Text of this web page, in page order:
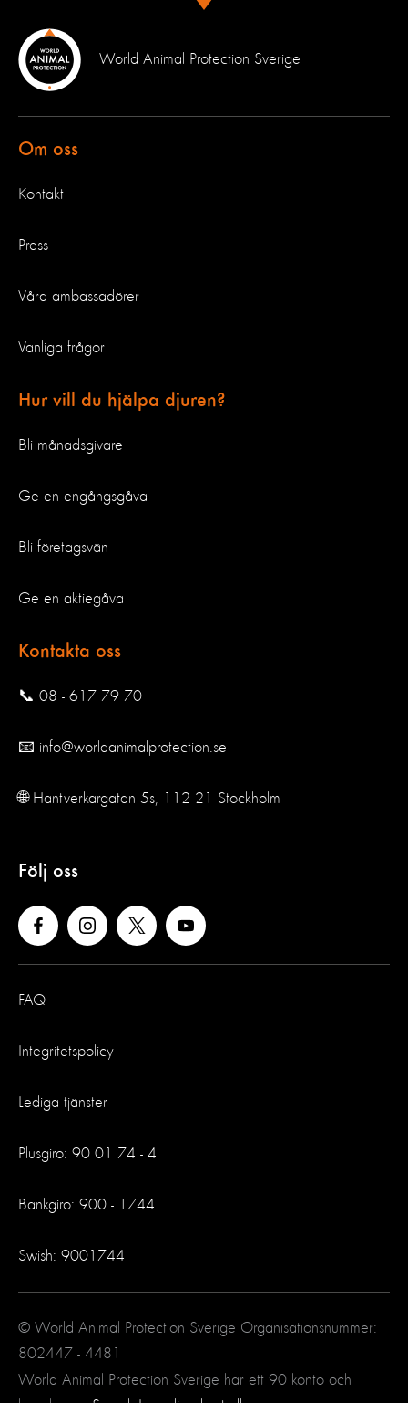
World Animal Protection Sverige
Om oss
Kontakt
Press
Våra ambassadörer
Vanliga frågor
Hur vill du hjälpa djuren?
Bli månadsgivare
Ge en engångsgåva
Bli företagsvän
Ge en aktiegåva
Kontakta oss
📞 08 - 617 79 70
📧 info@worldanimalprotection.se
🌐 Hantverkargatan 5s, 112 21 Stockholm
Följ oss
FAQ
Integritetspolicy
Lediga tjänster
Plusgiro: 90 01 74 - 4
Bankgiro: 900 - 1744
Swish: 9001744
© World Animal Protection Sverige Organisationsnummer:
802447 - 4481
World Animal Protection Sverige har ett 90 konto och